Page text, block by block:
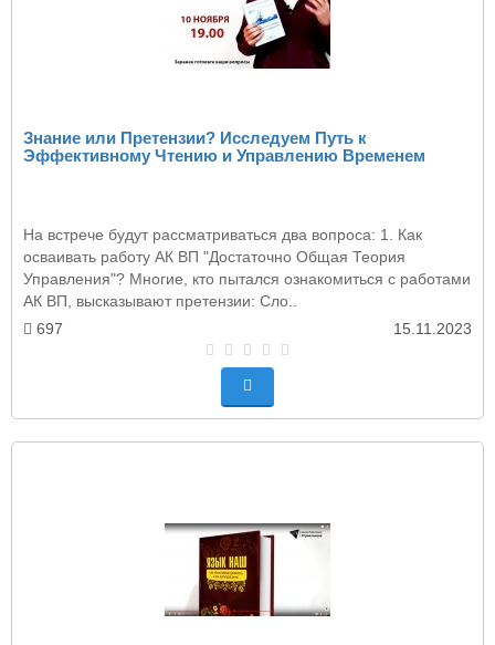
Знание или Претензии? Исследуем Путь к
Эффективному Чтению и Управлению Временем
На встрече будут рассматриваться два вопроса: 1. Как
осваивать работу АК ВП "Достаточно Общая Теория
Управления"? Многие, кто пытался ознакомиться с работами
АК ВП, высказывают претензии: Сло..
697
15.11.2023